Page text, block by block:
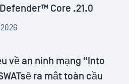
Core .21.0
về an ninh mạng “Into
ra mắt toàn cầu